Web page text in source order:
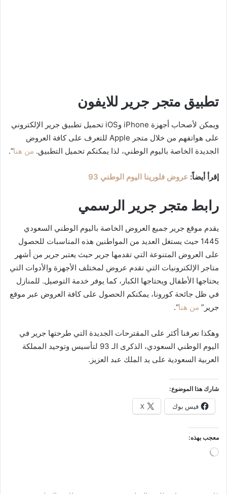
تطبيق متجر جرير للايفون
ويمكن لأصحاب أجهزة iPhone وiOS تحميل تطبيق جرير الإلكتروني
على هواتفهم من خلال متجر Apple للتعرف على كافة العروض
الجديدة الخاصة باليوم الوطني، لذا يمكنكم تحميل التطبيق. من هنا“.
إقرأ أيضاً: عروض فلورينا اليوم الوطني 93
رابط متجر جرير الرسمي
يقدم موقع جرير جميع العروض الخاصة باليوم الوطني السعودي
1445 حيث يستغل العديد من المواطنين هذه المناسبات للحصول
على العروض المتنوعة التي تقدمها جرير حيث يعتبر جرير من أشهر
متاجر الإلكترونيات التي تقدم عروض لمختلف الأجهزة والأدوات التي
يحتاجها الأطفال ويحتاجها الكبار، كما يوفر خدمة التوصيل. للمنازل
في ظل جائحة كورونا، يمكنكم الحصول على كافة العروض عبر موقع
جرير” من هنا“.
وهكذا تعرفنا أكثر على المقترحات الجديدة التي طرحتها جرير في
اليوم الوطني السعودي، الذكرى الـ 93 لتأسيس وتوحيد المملكة
العربية السعودية على يد الملك عبد العزيز.
شارك هذا الموضوع:
فيس بوك X
معجب بهذه:
جاري